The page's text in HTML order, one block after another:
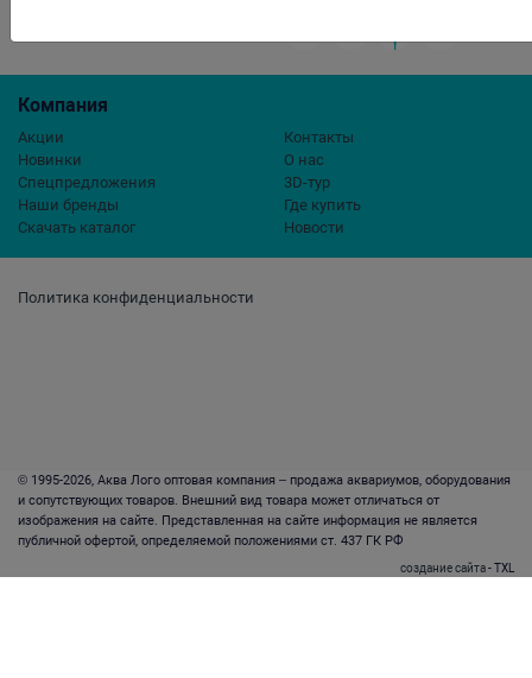
Политика конфиденциальности
Компания
Акции
Новинки
Спецпредложения
Наши бренды
Скачать каталог
Контакты
О нас
3D-тур
Где купить
Новости
© 1995-2026, Аква Лого оптовая компания – продажа аквариумов, оборудования
и сопутствующих товаров. Внешний вид товара может отличаться от
изображения на сайте. Представленная на сайте информация не является
публичной офертой, определяемой положениями ст. 437 ГК РФ
создание сайта- TXL